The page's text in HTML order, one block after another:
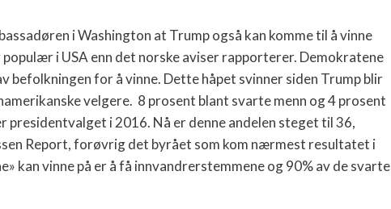
i Washington at Trump også kan komme til å vinne
i USA enn det norske aviser rapporterer. Demokratene
befolkningen for å vinne. Dette håpet svinner siden Trump blir
velgere. 8 prosent blant svarte menn og 4 prosent
presidentvalget i 2016. Nå er denne andelen steget til 36,
Report, forøvrig det byrået som kom nærmest resultatet i
kan vinne på er å få innvandrerstemmene og 90% av de svarte